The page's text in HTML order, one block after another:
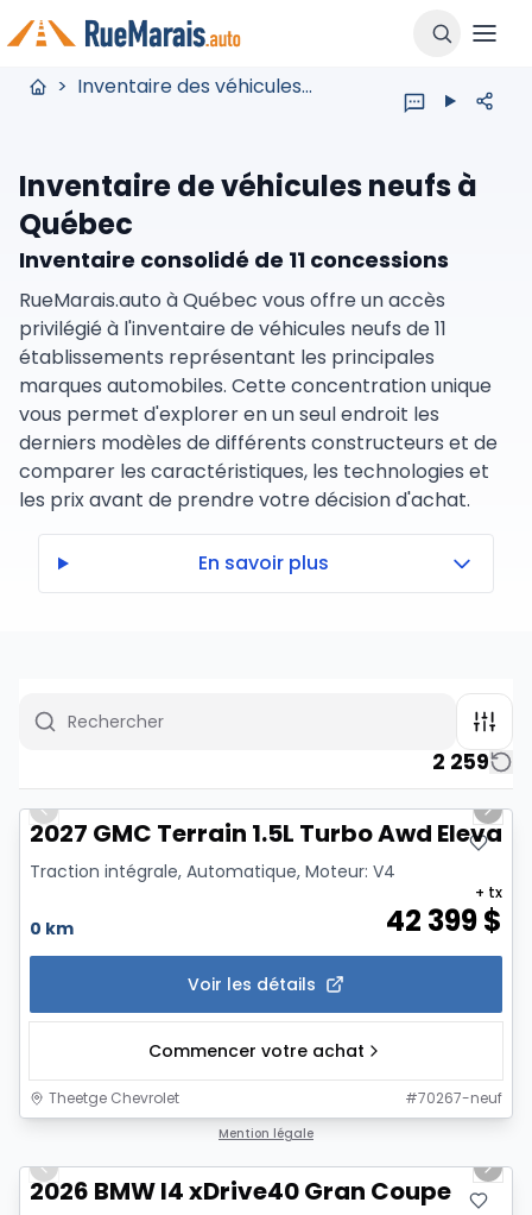
> Inventaire des véhicules neufs
Inventaire de véhicules neufs à
Québec
Inventaire consolidé de 11 concessions
RueMarais.auto à Québec vous offre un accès
privilégié à l'inventaire de véhicules neufs de 11
établissements représentant les principales
marques automobiles. Cette concentration unique
vous permet d'explorer en un seul endroit les
derniers modèles de différents constructeurs et de
comparer les caractéristiques, les technologies et
les prix avant de prendre votre décision d'achat.
En savoir plus
2 259
1/6
Previous slide
Next
2027 GMC Terrain 1.5L Turbo Awd
Traction intégrale, Automatique, Moteur: V4
0 km 42 399$
+ tx
Voir les détails
Commencer votre achat
Theetge Chevrolet #70267-neuf
Mention légale
Previous slide
Next
2026 BMW I4 xDrive40 Gran Coupe